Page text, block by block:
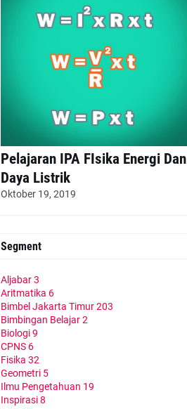
Pelajaran IPA FIsika Energi Dan
Daya Listrik
Oktober 19, 2019
Segment
Aljabar3
Aritmatika 6
Bimbel Jakarta Timur203
Bimbingan Belajar2
Biologi9
CPNS 6
Fisika 32
Geometri 5
Ilmu Pengetahuan 19
Inspirasi8